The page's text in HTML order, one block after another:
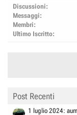
Discussioni
Messaggi
Membri
Ultimo Iscritto
Post Recenti
1 luglio 2024: